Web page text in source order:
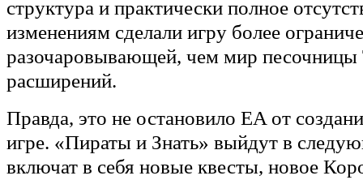
структура и практически полное
изменениям сделали игру более
разочаровывающей, чем мир песочницы
расширений.
Правда, это не остановило EA от
игре. «Пираты и Знать» выйдут в
включат в себя новые квесты, новое